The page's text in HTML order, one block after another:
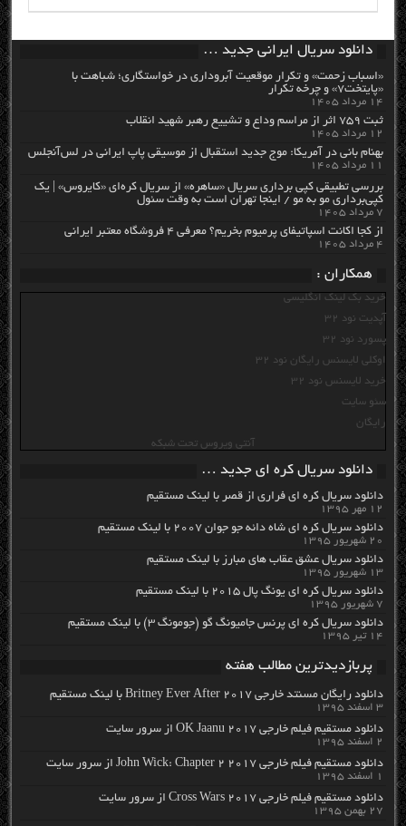
دانلود سریال ایرانی جدید …
«اسباب زحمت» و تکرار موقعیت آبروداری در خواستگاری؛ شباهت با
«پایتخت۷» و چرخه تکرار
۱۴ مرداد ۱۴۰۵
ثبت ۷۵۹ اثر از مراسم وداع و تشییع رهبر شهید انقلاب
۱۲ مرداد ۱۴۰۵
بهنام بانی در آمریکا: موج جدید استقبال از موسیقی پاپ ایرانی در لس‌آنجلس
۱۱ مرداد ۱۴۰۵
بررسی تطبیقی کپی برداری سریال «ساهره» از سریال کره‌ای «کایروس» | یک
کپی‌برداری مو به مو / اینجا تهران است به وقت سئول
۷ مرداد ۱۴۰۵
از کجا اکانت اسپاتیفای پرمیوم بخریم؟ معرفی ۴ فروشگاه معتبر ایرانی
۴ مرداد ۱۴۰۵
همکاران :
خرید بک لینک انگلیسی
آپدیت نود 32
پسورد نود 32
اوکلی لایسنس رایگان نود 32
خرید لایسنس نود 32
سئو سایت
رایگان
آنتی ویروس تحت شبکه
دانلود سریال کره ای جدید …
دانلود سریال کره ای فراری از قصر با لینک مستقیم
۱۲ مهر ۱۳۹۵
دانلود سریال کره ای شاه دائه جو جوان ۲۰۰۷ با لینک مستقیم
۲۰ شهریور ۱۳۹۵
دانلود سریال عشق عقاب های مبارز با لینک مستقیم
۱۳ شهریور ۱۳۹۵
دانلود سریال کره ای یونگ پال ۲۰۱۵ با لینک مستقیم
۷ شهریور ۱۳۹۵
دانلود سریال کره ای پرنس جامیونگ گو (جومونگ ۳) با لینک مستقیم
۱۴ تیر ۱۳۹۵
پربازدیدترین مطالب هفته
دانلود رایگان مسنتد خارجی Britney Ever After 2017 با لینک مستقیم
۳ اسفند ۱۳۹۵
دانلود مستقیم فیلم خارجی OK Jaanu 2017 از سرور سایت
۲ اسفند ۱۳۹۵
دانلود مستقیم فیلم خارجی John Wick: Chapter 2 2017 از سرور سایت
۱ اسفند ۱۳۹۵
دانلود مستقیم فیلم خارجی Cross Wars 2017 از سرور سایت
۲۷ بهمن ۱۳۹۵